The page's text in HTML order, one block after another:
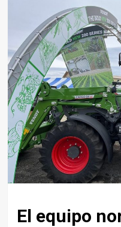
El equipo